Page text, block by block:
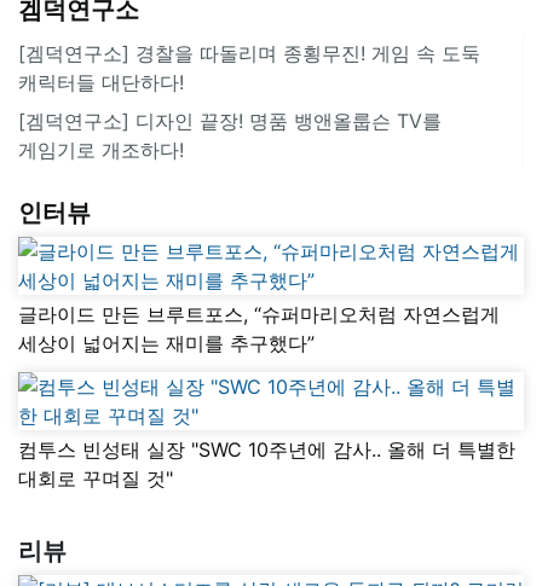
겜덕연구소
[겜덕연구소] 경찰을 따돌리며 종횡무진! 게임 속 도둑
캐릭터들 대단하다!
[겜덕연구소] 디자인 끝장! 명품 뱅앤올룹슨 TV를
게임기로 개조하다!
인터뷰
글라이드 만든 브루트포스, “슈퍼마리오처럼 자연스럽게
세상이 넓어지는 재미를 추구했다”
컴투스 빈성태 실장 "SWC 10주년에 감사.. 올해 더 특별한
대회로 꾸며질 것"
리뷰